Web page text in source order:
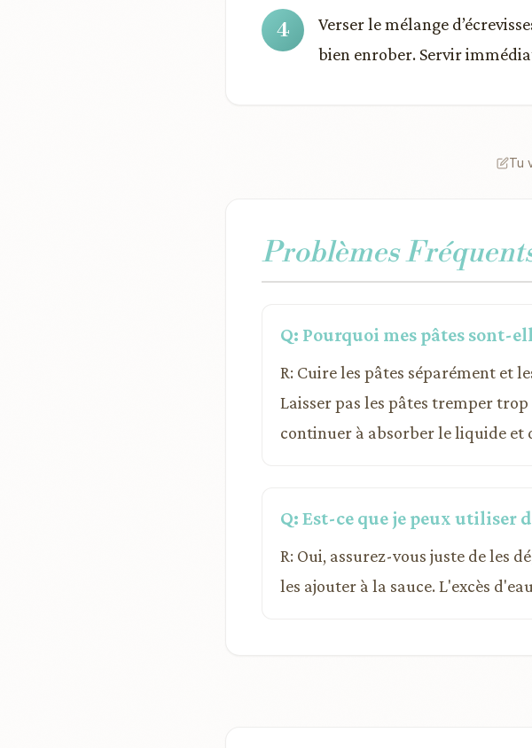
Verser le mélange
bien enrober. Servir
Tu
Problèmes
Q: Pourquoi mes pâtes sont-
R: Cuire les pâtes séparément et
Laisser pas les pâtes tremper
continuer à absorber le liquide et
Q: Est-ce que je peux utiliser
R: Oui, assurez-vous juste de les
les ajouter à la sauce. L'excès